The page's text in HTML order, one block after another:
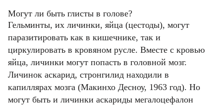
Могут ли быть глисты в голове?
Гельминты, их личинки, яйца (цестоды), могут
паразитировать как в кишечнике, так и
циркулировать в кровяном русле. Вместе с кровью
яйца, личинки могут попасть в головной мозг.
Личинок аскарид, стронгилид находили в
капиллярах мозга (Макинхо Десноу, 1963 год). Но
могут быть и личинки аскариды мегалоцефалон